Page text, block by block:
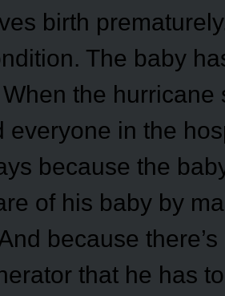
birth
The baby
the hurricane
everyone in the
because the
of his baby by
because
that he has